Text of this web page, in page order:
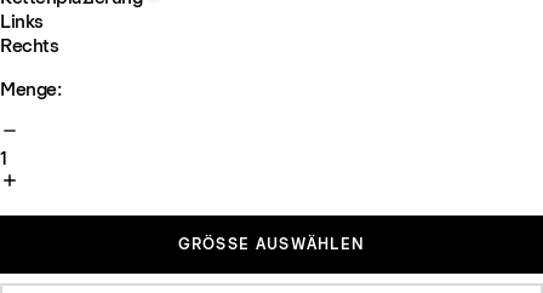
Links
Rechts
Menge:
1
GRÖSSE AUSWÄHLEN